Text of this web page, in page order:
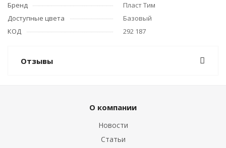
Бренд
Пласт Тим
Доступные цвета
Базовый
КОД
292 187
Отзывы
О компании
Новости
Статьи